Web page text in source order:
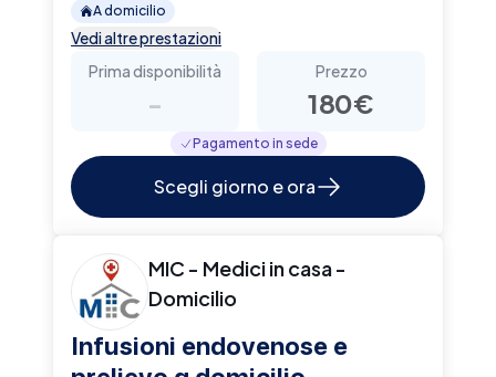
A domicilio
Vedi altre prestazioni
Prima disponibilità
-
Prezzo
180€
Pagamento in sede
Scegli giorno e ora
MIC - Medici in casa -
Domicilio
Infusioni endovenose e